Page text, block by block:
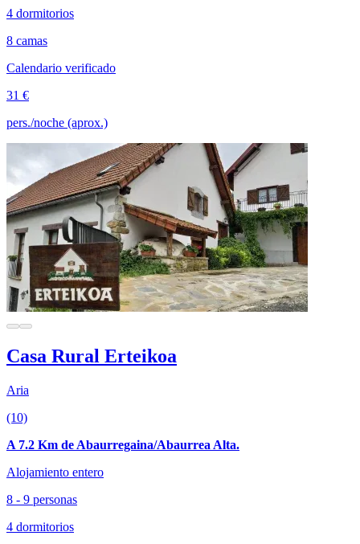
4 dormitorios
8 camas
Calendario verificado
31 €
pers./noche (aprox.)
Casa Rural Erteikoa
Aria
(10)
A 7.2 Km de Abaurregaina/Abaurrea Alta.
Alojamiento entero
8 - 9 personas
4 dormitorios